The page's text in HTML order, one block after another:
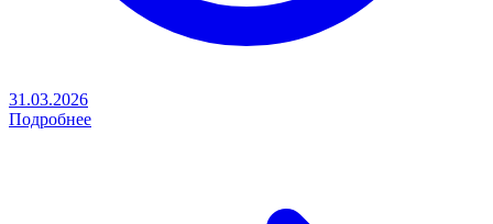
31.03.2026
Подробнее